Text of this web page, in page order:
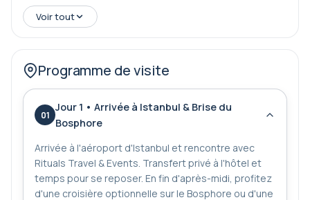
accrédités et d'hôtels sélectionnés avec soin tout en
explorant des sites sacrés, des trésors
Voir tout
Programme de visite
01
Jour 1 • Arrivée à Istanbul & Brise du
Bosphore
Arrivée à l'aéroport d'Istanbul et rencontre avec
Rituals Travel & Events. Transfert privé à l'hôtel et
temps pour se reposer. En fin d'après-midi, profitez
d'une croisière optionnelle sur le Bosphore ou d'une